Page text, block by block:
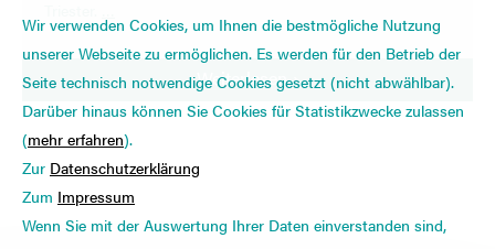
Weiterlesen
Wir verwenden Cookies, um Ihnen die bestmögliche Nutzung
unserer Webseite zu ermöglichen. Es werden für den Betrieb der
Seite technisch notwendige Cookies gesetzt (nicht abwählbar).
Darüber hinaus können Sie Cookies für Statistikzwecke zulassen
(mehr erfahren).
Zur Datenschutzerklärung
Zum Impressum
Wenn Sie mit der Auswertung Ihrer Daten einverstanden sind,